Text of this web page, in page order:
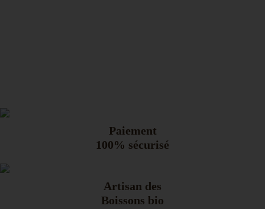
Paiement
100% sécurisé
Artisan des
Boissons bio